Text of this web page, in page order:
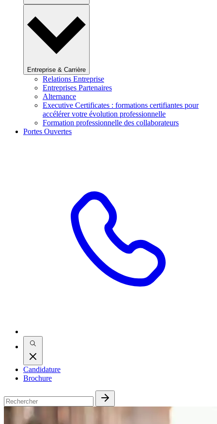
Entreprise & Carrière
Relations Entreprise
Entreprises Partenaires
Alternance
Executive Certificates : formations certifiantes pour
accélérer votre évolution professionnelle
Formation professionnelle des collaborateurs
Portes Ouvertes
Candidature
Brochure